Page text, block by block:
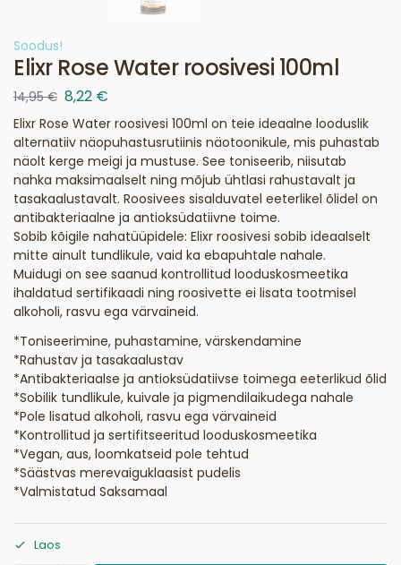
Soodus!
Elixr Rose Water roosivesi 100ml
14,95€ 8,22 €
Elixr Rose Water roosivesi 100ml on teie ideaalne looduslik
alternatiiv näopuhastusrutiinis näotoonikule, mis puhastab
näolt kerge meigi ja mustuse. See toniseerib, niisutab
nahka maksimaalselt ning mõjub ühtlasi rahustavalt ja
tasakaalustavalt. Roosivees sisalduvatel eeterlikel õlidel on
antibakteriaalne ja antioksüdatiivne toime.
Sobib kõigile nahatüüpidele: Elixr roosivesi sobib ideaalselt
mitte ainult tundlikule, vaid ka ebapuhtale nahale.
Muidugi on see saanud kontrollitud looduskosmeetika
ihaldatud sertifikaadi ning roosivette ei lisata tootmisel
alkoholi, rasvu ega värvaineid.
*Toniseerimine, puhastamine, värskendamine
*Rahustav ja tasakaalustav
*Antibakteriaalse ja antioksüdatiivse toimega eeterlikud õlid
*Sobilik tundlikule, kuivale ja pigmendilaikudega nahale
*Pole lisatud alkoholi, rasvu ega värvaineid
*Kontrollitud ja sertifitseeritud looduskosmeetika
*Vegan, aus, loomkatseid pole tehtud
*Säästvas merevaiguklaasist pudelis
*Valmistatud Saksamaal
Laos